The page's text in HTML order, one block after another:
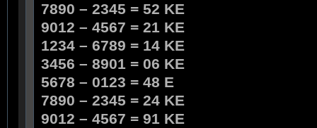
7890 – 2345 = 52 KE
9012 – 4567 = 21 KE
1234 – 6789 = 14 KE
3456 – 8901 = 06 KE
5678 – 0123 = 48 E
7890 – 2345 = 24 KE
9012 – 4567 = 91 KE